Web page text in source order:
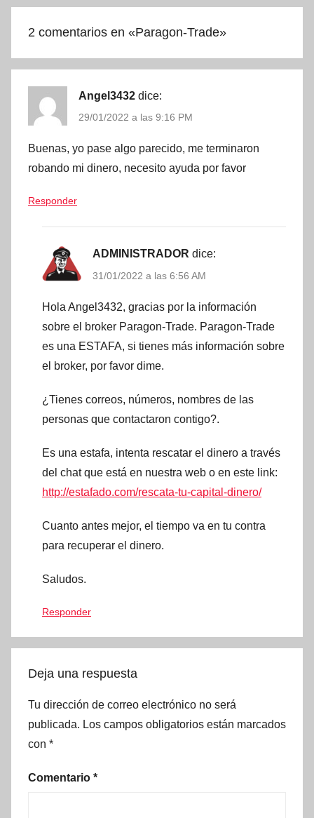
2 comentarios en «Paragon-Trade»
Angel3432 dice:
29/01/2022 a las 9:16 PM
Buenas, yo pase algo parecido, me terminaron
robando mi dinero, necesito ayuda por favor
Responder
ADMINISTRADOR dice:
31/01/2022 a las 6:56 AM
Hola Angel3432, gracias por la información
sobre el broker Paragon-Trade. Paragon-Trade
es una ESTAFA, si tienes más información sobre
el broker, por favor dime.
¿Tienes correos, números, nombres de las
personas que contactaron contigo?.
Es una estafa, intenta rescatar el dinero a través
del chat que está en nuestra web o en este link:
http://estafado.com/rescata-tu-capital-dinero/
Cuanto antes mejor, el tiempo va en tu contra
para recuperar el dinero.
Saludos.
Responder
Deja una respuesta
Tu dirección de correo electrónico no será
publicada. Los campos obligatorios están marcados
con *
Comentario *